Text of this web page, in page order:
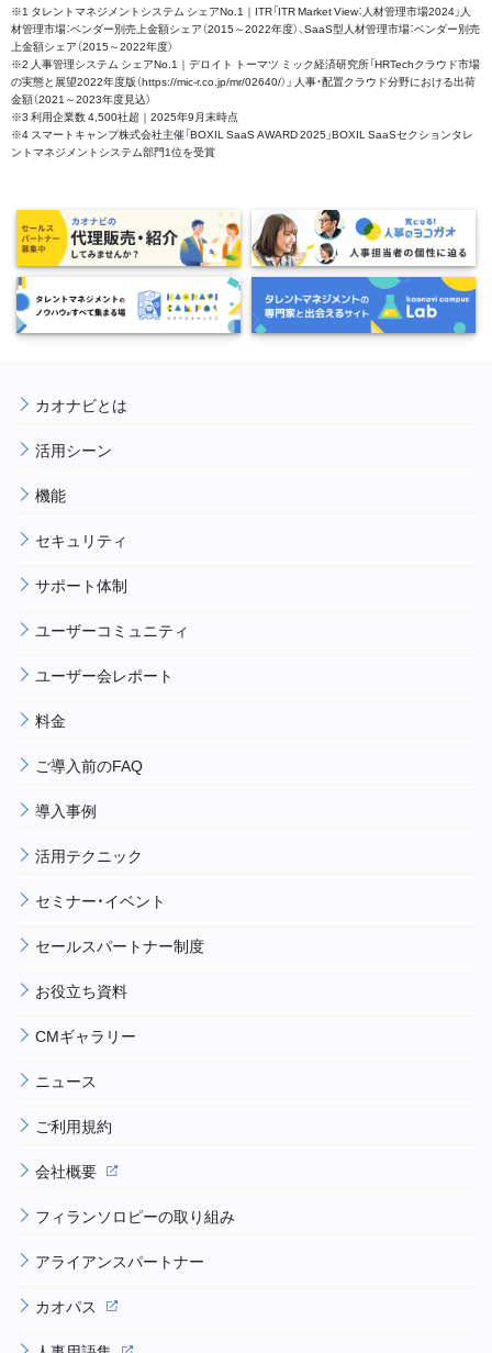
※1 タレントマネジメントシステム シェアNo.1｜ITR「ITR Market View：人材管理市場2024」人
材管理市場：ベンダー別売上金額シェア（2015～2022年度）、SaaS型人材管理市場：ベンダー別売
上金額シェア（2015～2022年度）
※2 人事管理システム シェアNo.1｜デロイト トーマツ ミック経済研究所「HRTechクラウド市場
の実態と展望2022年度版（https://mic-r.co.jp/mr/02640/）」 人事・配置クラウド分野における出荷
金額（2021～2023年度見込）
※3 利用企業数 4,500社超｜2025年9月末時点
※4 スマートキャンプ株式会社主催「BOXIL SaaS AWARD 2025」BOXIL SaaSセクションタレ
ントマネジメントシステム部門1位を受賞
カオナビとは
活用シーン
機能
セキュリティ
サポート体制
ユーザーコミュニティ
ユーザー会レポート
料金
ご導入前のFAQ
導入事例
活用テクニック
セミナー・イベント
セールスパートナー制度
お役立ち資料
CMギャラリー
ニュース
ご利用規約
会社概要
フィランソロピーの取り組み
アライアンスパートナー
カオパス